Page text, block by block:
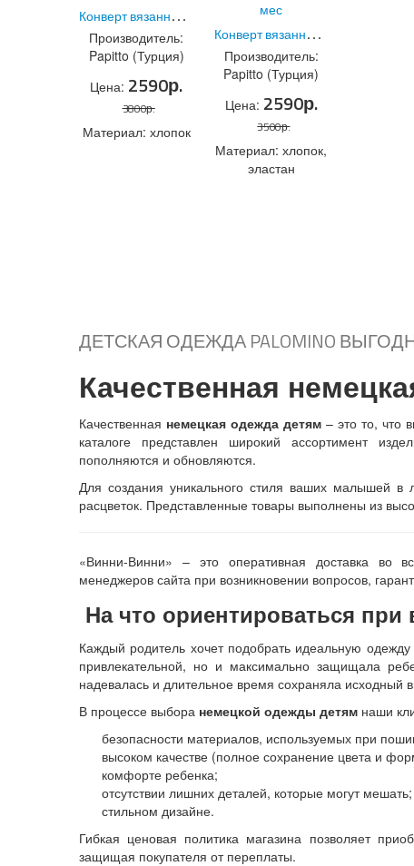
К
онверт вязанный (Турция) (Код:P0001
Производитель:
Papitto (Турция)
Цена: 2590р.
3800р.
Материал: хлопок
К
онверт вязанный от 0 до 3 мес
Производитель:
Papitto (Турция)
Цена: 2590р.
3500р.
Материал: хлопок,
эластан
ДЕТСКАЯ ОДЕЖДА PALOMINO
Качественная
Качественная немецкая одежда детям – это то, что
каталоге представлен широкий ассортимент
пополняются и обновляются.
Для создания уникального стиля ваших малышей в
расцветок. Представленные товары выполнены из
«Винни-Винни» – это оперативная доставка во
менеджеров сайта при возникновении вопросов,
На что ориентироваться
Каждый родитель хочет подобрать идеальную
привлекательной, но и максимально защищала
надевалась и длительное время сохраняла исходный
В процессе выбора немецкой одежды детям наши
безопасности материалов, используемых при
высоком качестве (полное сохранение цвета и
комфорте ребенка;
отсутствии лишних деталей, которые могут мешать;
стильном дизайне.
Гибкая ценовая политика магазина позволяет
защищая покупателя от переплаты.